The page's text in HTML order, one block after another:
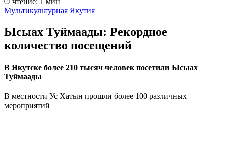
Мультикультурная Якутия
Ысыах Туймаады: Рекордное
количество посещений
В Якутске более 210 тысяч человек посетили Ысыах
Туймаады
В местности Ус Хатын прошли более 100 различных
мероприятий